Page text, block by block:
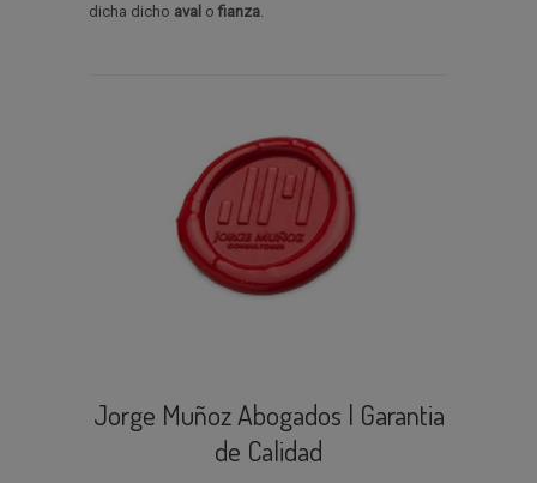
dicha dicho aval o fianza.
Jorge Muñoz Abogados | Garantia
de Calidad